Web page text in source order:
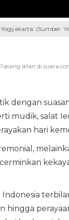
(Sumber:
dengan
mudik, salat
hari
hingga